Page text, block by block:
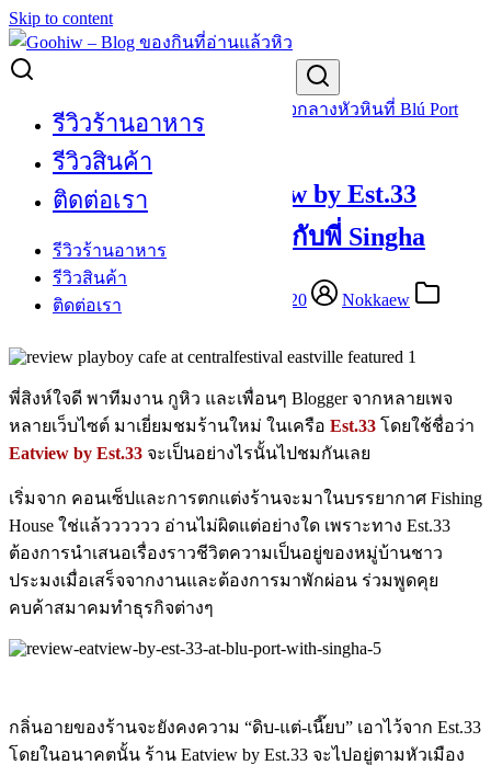
Skip to content
รีวิวร้านอาหาร
รีวิวสินค้า
ติดต่อเรา
รีวิวร้านอาหาร
รีวิวสินค้า
ติดต่อเรา
Search for:
[Review] ร้านใหม่ Eatview by Est.33 ใจกลางหัวหินที่ Blú Port
กับพี่ Singha
[Review] ร้านใหม่ Eatview by Est.33
ใจกลางหัวหินที่ Blú Port กับพี่ Singha
December 4, 2016 September 18, 2020
Nokkaew
Restaurant Review
พี่สิงห์ใจดี พาทีมงาน กูหิว และเพื่อนๆ Blogger จากหลายเพจ
หลายเว็บไซต์ มาเยี่ยมชมร้านใหม่ ในเครือ Est.33 โดยใช้ชื่อว่า
Eatview by Est.33 จะเป็นอย่างไรนั้นไปชมกันเลย
เริ่มจาก คอนเซ็ปและการตกแต่งร้านจะมาในบรรยากาศ Fishing
House ใช่แล้วววววว อ่านไม่ผิดแต่อย่างใด เพราะทาง Est.33
ต้องการนำเสนอเรื่องราวชีวิตความเป็นอยู่ของหมู่บ้านชาว
ประมงเมื่อเสร็จจากงานและต้องการมาพักผ่อน ร่วมพูดคุย
คบค้าสมาคมทำธุรกิจต่างๆ
กลิ่นอายของร้านจะยังคงความ “ดิบ-แต่-เนี๊ยบ” เอาไว้จาก Est.33
โดยในอนาคตนั้น ร้าน Eatview by Est.33 จะไปอยู่ตามหัวเมือง